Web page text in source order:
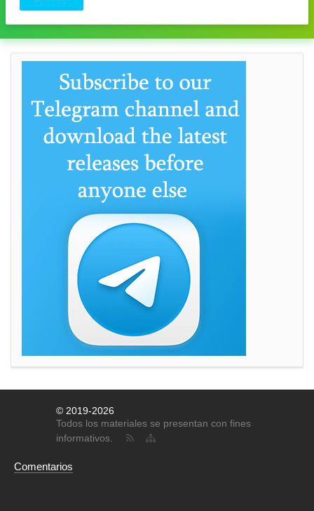
© 2019-2026
Todos los materiales se presentan con fines
informativos.
Comentarios